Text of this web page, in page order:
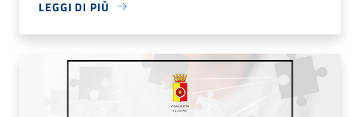
LEGGI DI PIÙ